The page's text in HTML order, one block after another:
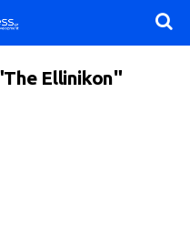
Ellinikon"